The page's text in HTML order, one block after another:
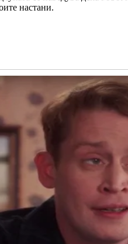
настани.